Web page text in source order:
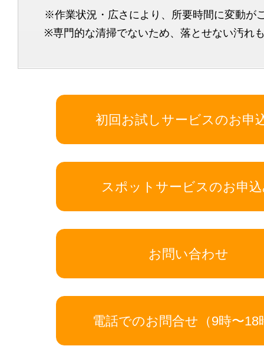
※作業状況・広さにより、所要時間に変動が
※専門的な清掃でないため、落とせない汚れ
初回お試しサービスのお申
スポットサービスのお申
お問い合わせ
電話でのお問合せ（9時〜18